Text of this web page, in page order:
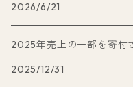
2026/6/21
2025年売上の一部を寄付
2025/12/31